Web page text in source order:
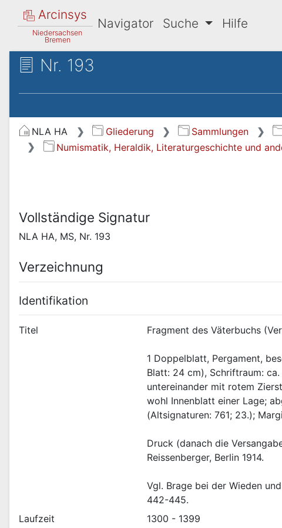
Arcinsys
Niedersachsen
Bremen
Navigator Suche Hilfe
Nr. 193
NLA HA Gliederung Sammlungen
Numismatik, Heraldik, Literaturgeschichte und
Vollständige Signatur
NLA HA, MS, Nr. 193
Verzeichnung
Identifikation
Titel Fragment des Väterbuchs
1 Doppelblatt, Pergament,
Blatt: 24 cm), Schriftraum:
untereinander mit rotem
wohl Innenblatt einer Lage;
(Altsignaturen: 761; 23.);
Druck (danach die
Reissenberger, Berlin 1914.
Vgl. Brage bei der Wieden
442-445.
Laufzeit
1300 - 1399